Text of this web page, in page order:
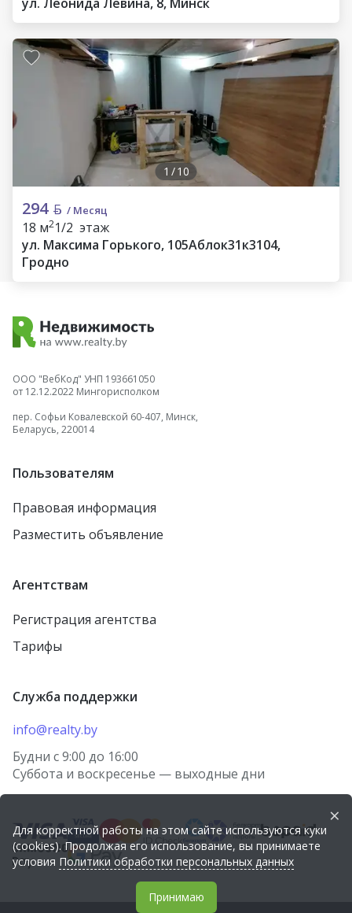
1 /10
294 / Месяц
18 м21/2 этаж
ул. Максима Горького, 105Аблок31к3104,
Гродно
ООО "ВебКод" УНП 193661050
от 12.12.2022 Мингорисполком
пер. Софьи Ковалевской 60-407, Минск,
Беларусь, 220014
Пользователям
Правовая информация
Разместить объявление
Агентствам
Регистрация агентства
Тарифы
Служба поддержки
info@realty.by
Будни с 9:00 до 16:00
Суббота и воскресенье — выходные дни
×
Для корректной работы на этом сайте используются куки
(cookies). Продолжая его использование, вы принимаете
условия Политики обработки персональных данных
Принимаю